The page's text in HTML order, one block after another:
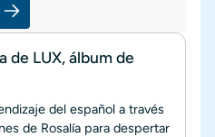
de LUX, álbum de
del español a través
de Rosalía para despertar